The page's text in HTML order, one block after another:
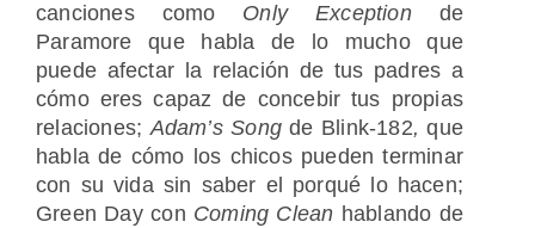
canciones como Only Exceptionde
Paramore que habla de lo mucho que
puede afectar la relación de tus padres a
cómo eres capaz de concebir tus propias
relaciones;Adam’s Songde Blink-182, que
habla de cómo los chicos pueden terminar
con su vida sin saber el porqué lo hacen;
Green Day con Coming Clean hablando de